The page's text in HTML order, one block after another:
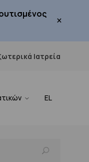
×
Ιατρεία
EL